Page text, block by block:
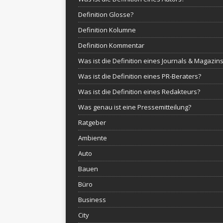
Definition Glosse?
Definition Kolumne
Definition Kommentar
Was ist die Definition eines Journals & Magazins
Was ist die Definition eines PR-Beraters?
Was ist die Definition eines Redakteurs?
Was genau ist eine Pressemitteilung?
Ratgeber
Ambiente
Auto
Bauen
Büro
Business
City